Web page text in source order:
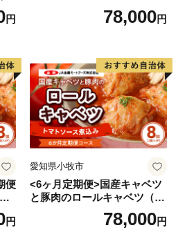
業務及び問合わせ業務（寄附情
より返礼品配送および配送情報
内を送付します。
送付業務をさとふるに委託し
とふるに提供します。
円
ルキャベツ（4P入り）
78,000円
便
円
愛知県小牧市
<6ヶ月定期便>国産キャベツ
と豚肉のロールキャベツ（4P
78,000円